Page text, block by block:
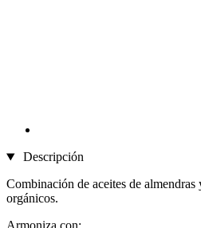
Descripción
Combinación de aceites de almendras
orgánicos.